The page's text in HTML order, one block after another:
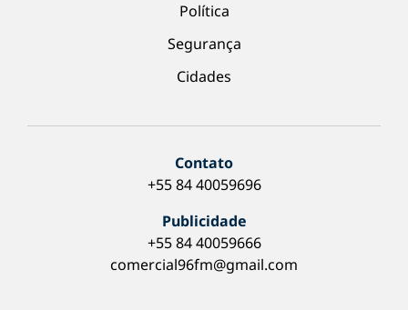
Política
Segurança
Cidades
Contato
+55 84 40059696
Publicidade
+55 84 40059666
comercial96fm@gmail.com